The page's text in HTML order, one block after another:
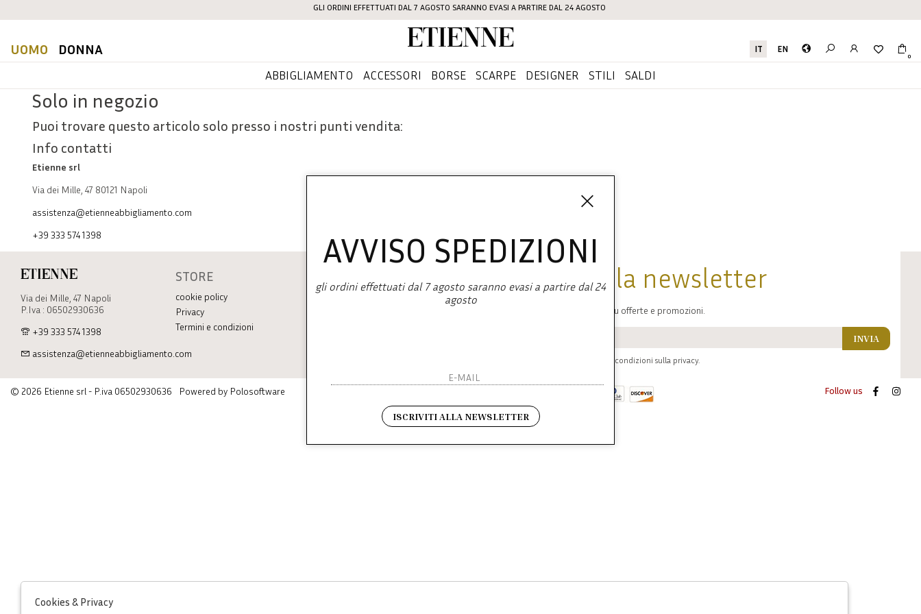
GLI ORDINI EFFETTUATI DAL 7 AGOSTO SARANNO EVASI A PARTIRE DAL 24 AGOSTO
Etienne IT EN
0
UOMO DONNA
ABBIGLIAMENTO ACCESSORI BORSE SCARPE DESIGNER STILI SALDI
Solo in negozio
Puoi trovare questo articolo solo presso i nostri punti vendita:
Info contatti
Etienne srl
Via dei Mille, 47 80121 Napoli
assistenza@etienneabbigliamento.com
+39 333 574 1398
Etienne
Via dei Mille, 47 Napoli
P.Iva : 06502930636
+39 333 574 1398
assistenza@etienneabbigliamento.com
STORE
cookie policy
Privacy
Termini e condizioni
Iscriviti alla newsletter
Sarai sempre aggiornato su offerte e promozioni.
ho letto ed accettato le condizioni sulla privacy.
INVIA
© 2026 Etienne srl - P.iva 06502930636 Powered by Polosoftware Follow us
AVVISO SPEDIZIONI
gli ordini effettuati dal 7 agosto saranno evasi a partire dal 24
agosto
ISCRIVITI ALLA NEWSLETTER
Cookies & Privacy